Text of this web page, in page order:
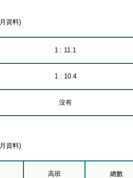
資料)
1 : 11.1
1 : 10.4
沒有
資料)
高班 總數